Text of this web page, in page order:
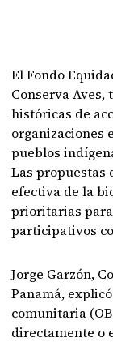
El Fondo
Conserva
históricas de
organizaciones
pueblos
Las propuestas
efectiva de la
prioritarias
participativos
Jorge Garzón,
Panamá,
comunitaria
directamente o